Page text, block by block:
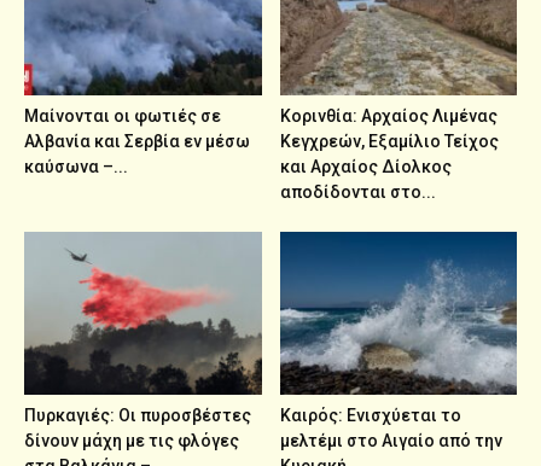
Μαίνονται οι φωτιές σε
Αλβανία και Σερβία εν μέσω
καύσωνα –...
Κορινθία: Αρχαίος Λιμένας
Κεγχρεών, Εξαμίλιο Τείχος
και Aρχαίος Δίολκος
αποδίδονται στο...
Πυρκαγιές: Οι πυροσβέστες
δίνουν μάχη με τις φλόγες
Καιρός: Ενισχύεται το
μελτέμι στο Αιγαίο από την